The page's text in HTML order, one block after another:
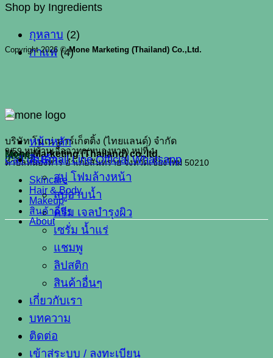
Shop by Ingredients
กุหลาบ (2)
กาแฟ (4)
บริษัท โมเน่ มาร์เก็ตติ้ง (ไทยแลนด์) จำกัด
Mone Marketing (Thailand) co.,ltd.
9/59 หมู่บ้านเอื้ออาทร(หนองหาร) หมู่ที่ 1
ตำบลหนองหาร อำเภอสันทราย จังหวัดเชียงใหม่ 50210
Call us Email Line Official Whatsapp
Menu
Skincare
Hair & Body
Makeup
สินค้าอื่นๆ
About
Copyright 2026 ©Mone Marketing (Thailand) Co.,Ltd.
หน้าหลัก
สินค้า
สบู่ โฟมล้างหน้า
สบู่อาบน้ำ
ครีม เจลบำรุงผิว
เซรั่ม น้ำแร่
แชมพู
ลิปสติก
สินค้าอื่นๆ
เกี่ยวกับเรา
บทความ
ติดต่อ
เข้าสู่ระบบ / ลงทะเบียน